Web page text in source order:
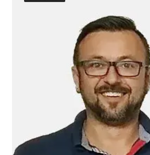
Zurücksetzen der AGR
Verfügbarkeit abhängig von Modell,